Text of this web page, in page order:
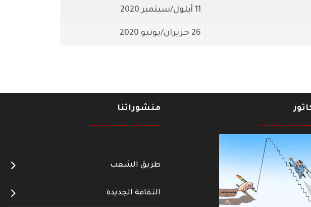
11 أيلول/سبتمبر 2020
26 حزيران/يونيو 2020
منشوراتنا
--------------------
طريق الشعب
الثقافة الجديدة